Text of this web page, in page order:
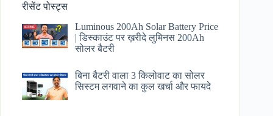
रीसेंट पोस्ट्स
Luminous 200Ah Solar Battery Price​
| डिस्काउंट पर ख़रीदे लुमिनस 200Ah
सोलर बैटरी
बिना बैटरी वाला 3 किलोवाट का सोलर
सिस्टम लगवाने का कुल खर्चा और फायदे